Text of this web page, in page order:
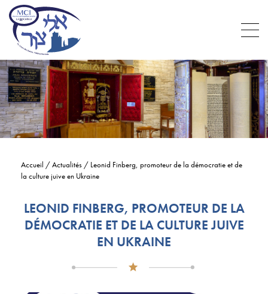
Accueil /Actualités / Leonid Finberg, promoteur de la démocratie et de
la culture juive en Ukraine
LEONID FINBERG, PROMOTEUR DE LA
DÉMOCRATIE ET DE LA CULTURE JUIVE
EN UKRAINE